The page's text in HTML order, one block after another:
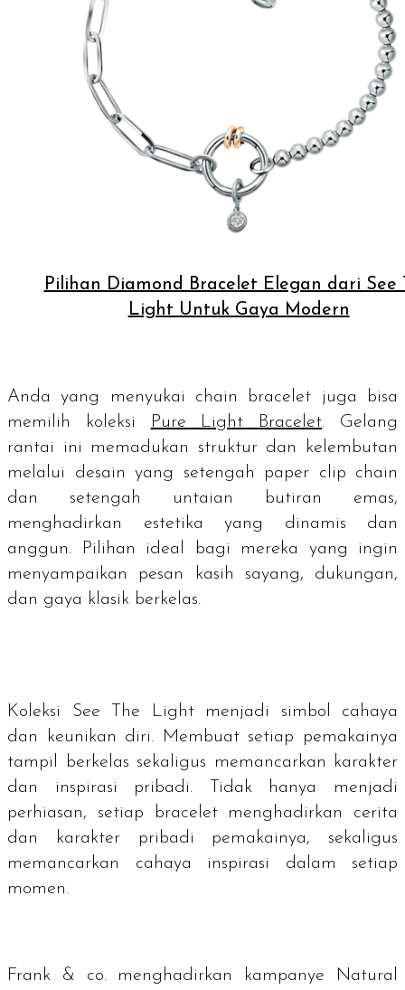
Pilihan Diamond Bracelet Elegan dari See
Light Untuk Gaya Modern
Anda yang menyukai chain bracelet juga bisa
memilih koleksi
Pure Light Bracelet. Gelang
rantai ini memadukan struktur dan kelembutan
melalui desain yang setengah paper clip chain
dan setengah untaian butiran emas,
menghadirkan estetika yang dinamis dan
anggun. Pilihan ideal bagi mereka yang ingin
menyampaikan pesan kasih sayang, dukungan,
dan gaya klasik berkelas.
Koleksi See The Light menjadi simbol cahaya
dan keunikan diri. Membuat setiap pemakainya
tampil berkelas sekaligus memancarkan karakter
dan inspirasi pribadi. Tidak hanya menjadi
perhiasan, setiap
bracelet menghadirkan cerita
dan karakter pribadi pemakainya, sekaligus
memancarkan cahaya inspirasi dalam setiap
momen.
Frank & co. menghadirkan kampanye Natural